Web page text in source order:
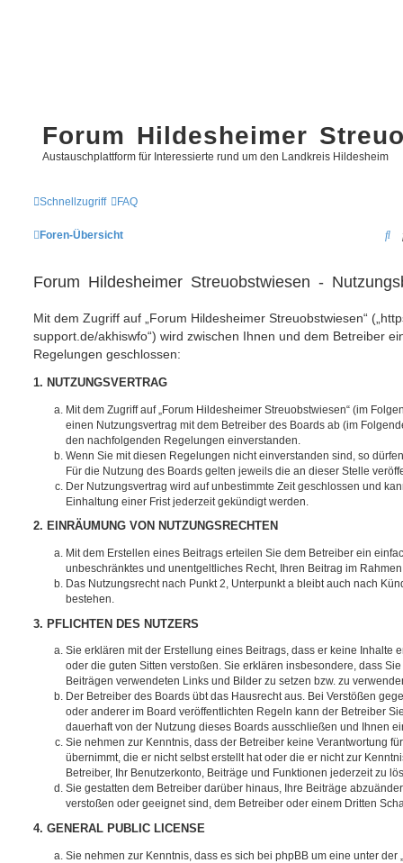
Forum Hildesheimer
Austauschplattform für Interessierte rund um den Landkreis Hildesheim
Schnellzugriff FAQ
Foren-Übersicht
S
c
Forum Hildesheimer Streuobstwiesen -
Mit dem Zugriff auf „Forum Hildesheimer Streuobstwiesen“
support.de/akhiswfo“) wird zwischen Ihnen und dem Betreiber
Regelungen geschlossen:
1. NUTZUNGSVERTRAG
Mit dem Zugriff auf „Forum Hildesheimer Streuobstwiesen“ (im
einen Nutzungsvertrag mit dem Betreiber des Boards ab (im
den nachfolgenden Regelungen einverstanden.
Wenn Sie mit diesen Regelungen nicht einverstanden sind, so
Für die Nutzung des Boards gelten jeweils die an dieser Stelle
Der Nutzungsvertrag wird auf unbestimmte Zeit geschlossen und
Einhaltung einer Frist jederzeit gekündigt werden.
2. EINRÄUMUNG VON NUTZUNGSRECHTEN
Mit dem Erstellen eines Beitrags erteilen Sie dem Betreiber ein
unbeschränktes und unentgeltliches Recht, Ihren Beitrag im
Das Nutzungsrecht nach Punkt 2, Unterpunkt a bleibt auch nach
bestehen.
3. PFLICHTEN DES NUTZERS
Sie erklären mit der Erstellung eines Beitrags, dass er keine Inhalte
oder die guten Sitten verstoßen. Sie erklären insbesondere, dass
Beiträgen verwendeten Links und Bilder zu setzen bzw. zu
Der Betreiber des Boards übt das Hausrecht aus. Bei Verstößen
oder anderer im Board veröffentlichten Regeln kann der Betreiber
dauerhaft von der Nutzung dieses Boards ausschließen und Ihnen
Sie nehmen zur Kenntnis, dass der Betreiber keine Verantwortung
übernimmt, die er nicht selbst erstellt hat oder die er nicht zur
Betreiber, Ihr Benutzerkonto, Beiträge und Funktionen jederzeit zu
Sie gestatten dem Betreiber darüber hinaus, Ihre Beiträge
verstoßen oder geeignet sind, dem Betreiber oder einem Dritten
4. GENERAL PUBLIC LICENSE
Sie nehmen zur Kenntnis, dass es sich bei phpBB um eine unter der „